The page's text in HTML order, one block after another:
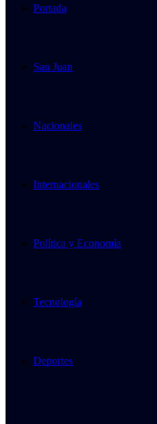
Portada
San Juan
Nacionales
Internacionales
Política y Economía
Tecnología
Deportes